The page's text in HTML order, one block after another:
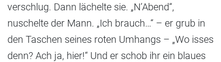
verschlug. Dann lächelte sie. „N’Abend“,
nuschelte der Mann. „Ich brauch…“ – er grub in
den Taschen seines roten Umhangs – „Wo isses
denn? Ach ja, hier!“ Und er schob ihr ein blaues